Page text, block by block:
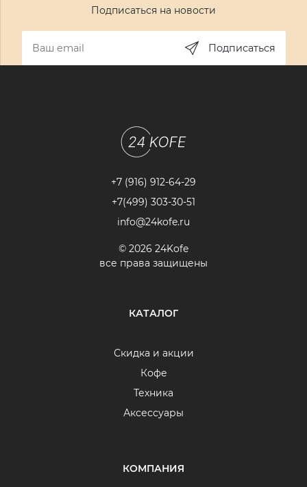
Подписаться на новости
Подписаться
+7 (916) 912-64-29
+7(499) 303-30-51
info@24kofe.ru
© 2026 24Kofe
все права защищены
КАТАЛОГ
Скидка и акции
Кофе
Техника
Аксессуары
КОМПАНИЯ